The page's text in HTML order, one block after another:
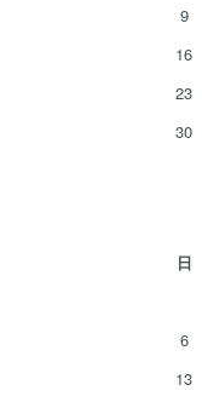
9
16
23
30
日
6
13